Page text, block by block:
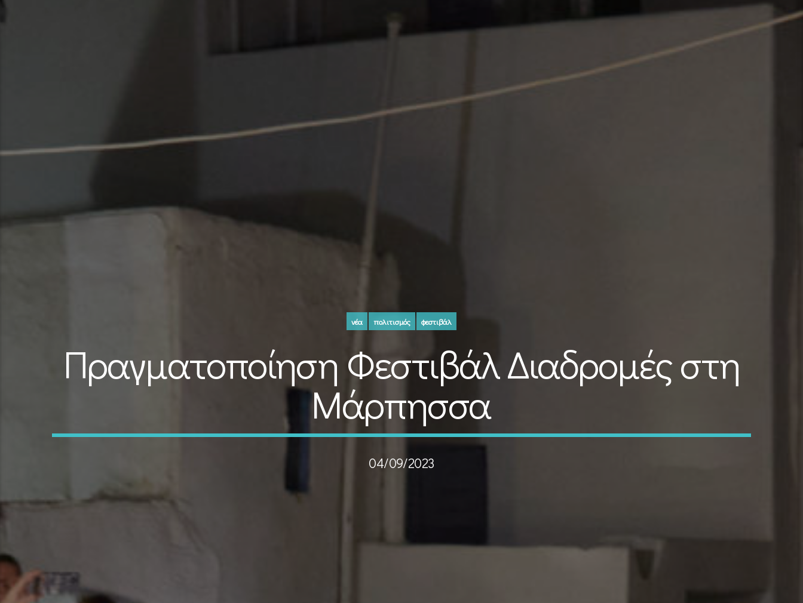
νέα πολιτισμός φεστιβάλ
Πραγματοποίηση Φεστιβάλ Διαδρομές στη
Μάρπησσα
04/09/2023